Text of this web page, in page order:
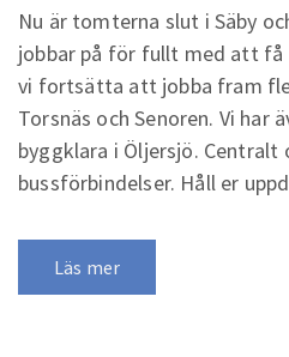
Nu är tomterna slut i Säby
jobbar på för fullt med att få
vi fortsätta att jobba fram
Torsnäs och Senoren. Vi har
byggklara i Öljersjö. Centralt
bussförbindelser. Håll er
Läs mer